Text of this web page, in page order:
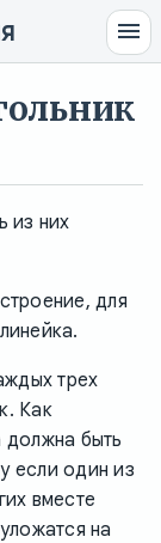
из них
для
трех
Как
должна быть
если один из
вместе
на